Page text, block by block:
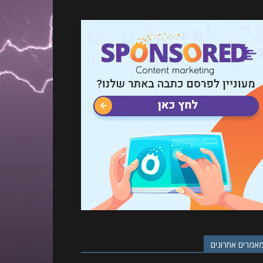
אחרונים